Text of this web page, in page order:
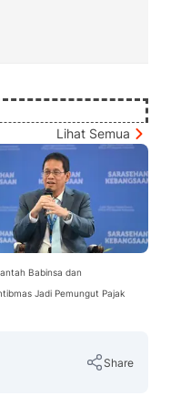
Lihat Semua
Babinsa dan
Jadi Pemungut Pajak
Share